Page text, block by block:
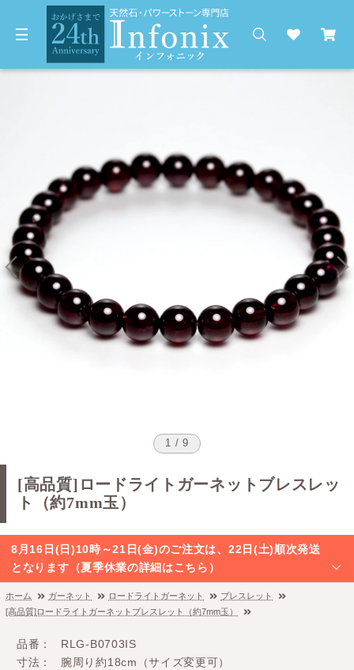
1 / 9
[高品質]ロードライトガーネットブレスレッ
ト（約7mm玉）
8月16日(日)10時～21日(金)のご注文は、22日(土)順次発送
となります（夏季休業の詳細はこちら）
ホーム ガーネット ロードライトガーネット
ブレスレット
[高品質]ロードライトガーネットブレスレット（約7mm玉）
品番
RLG-B0703IS
寸法
腕周り約18cm（サイズ変更可）